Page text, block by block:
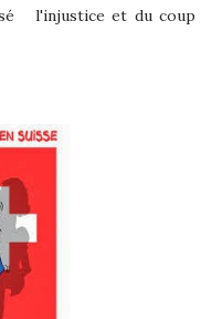
l'injustice et du coup